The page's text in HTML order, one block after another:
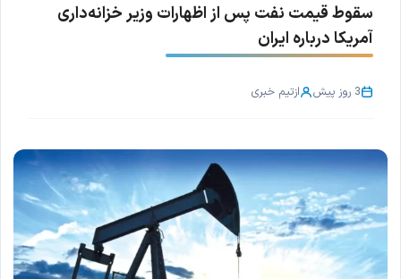
سقوط قیمت نفت پس از اظهارات وزیر خزانه‌داری
آمریکا درباره ایران
3 روز پیش ازتیم خبری